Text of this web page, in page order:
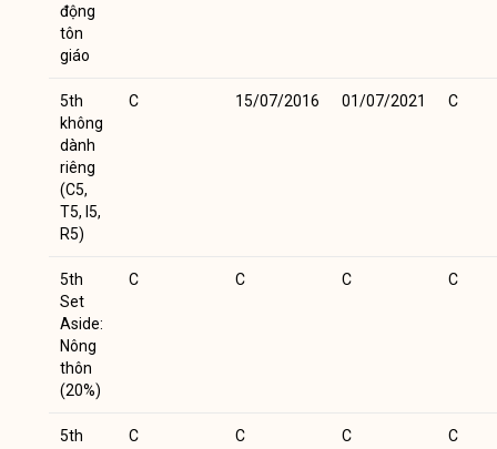
động
tôn
giáo
5th
không
dành
riêng
(C5,
T5, I5,
R5)
C 15/07/2016 01/07/2021 C
5th
Set
Aside:
Nông
thôn
(20%)
C C C C
5th
C C C C